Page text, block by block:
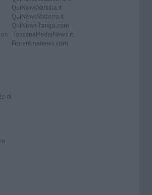
di
QuiNewsVersilia.it
QuiNewsVolterra.it
QuiNewsTango.com
ToscanaMediaNews.it
Fiorentinanews.com